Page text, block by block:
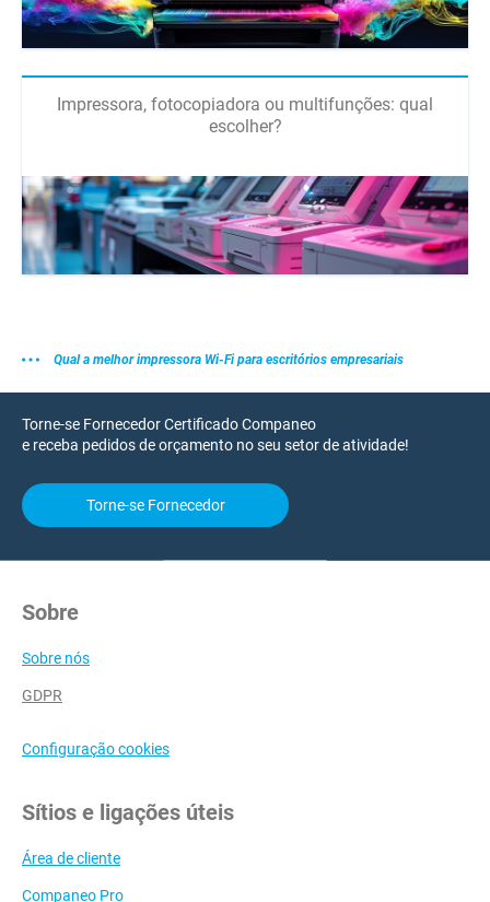
Impressora, fotocopiadora ou multifunções: qual
escolher?
Qual a melhor impressora Wi-Fi para escritórios empresariais
Torne-se Fornecedor Certificado Companeo
e receba pedidos de orçamento no seu setor de atividade!
Torne-se Fornecedor
Sobre
Sobre nós
GDPR
Configuração cookies
Sítios e ligações úteis
Área de cliente
Companeo Pro